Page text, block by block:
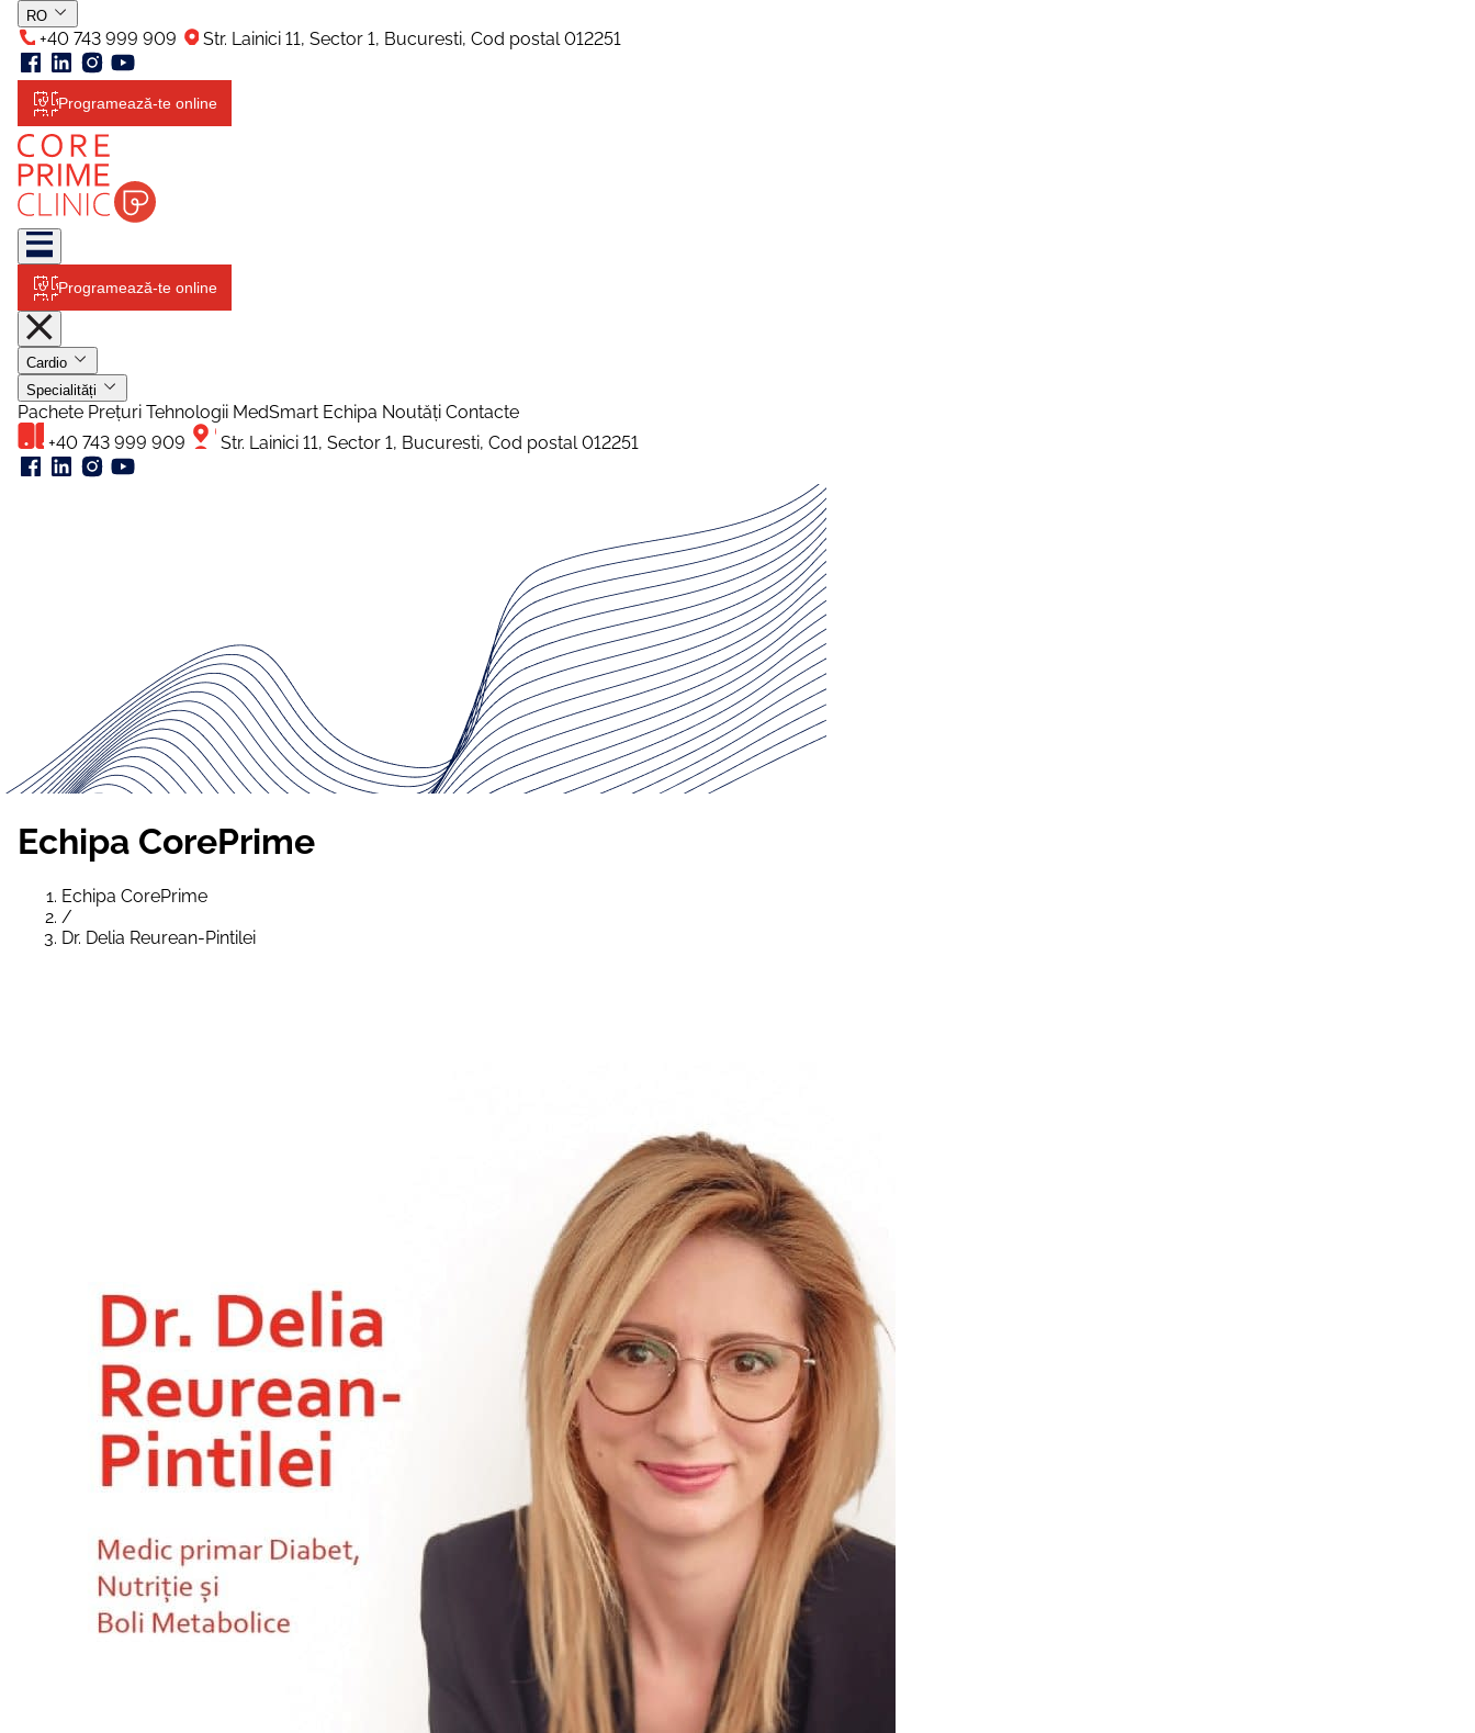
RO
+40 743 999 909 Str. Lainici 11, Sector 1, Bucuresti, Cod postal 012251
Programează-te online
Programează-te online
Cardio
Specialități
Pachete Prețuri Tehnologii MedSmart Echipa Noutăți Contacte
+40 743 999 909
Str. Lainici 11, Sector 1, Bucuresti, Cod postal 012251
Echipa CorePrime
Echipa CorePrime
/
Dr. Delia Reurean-Pintilei